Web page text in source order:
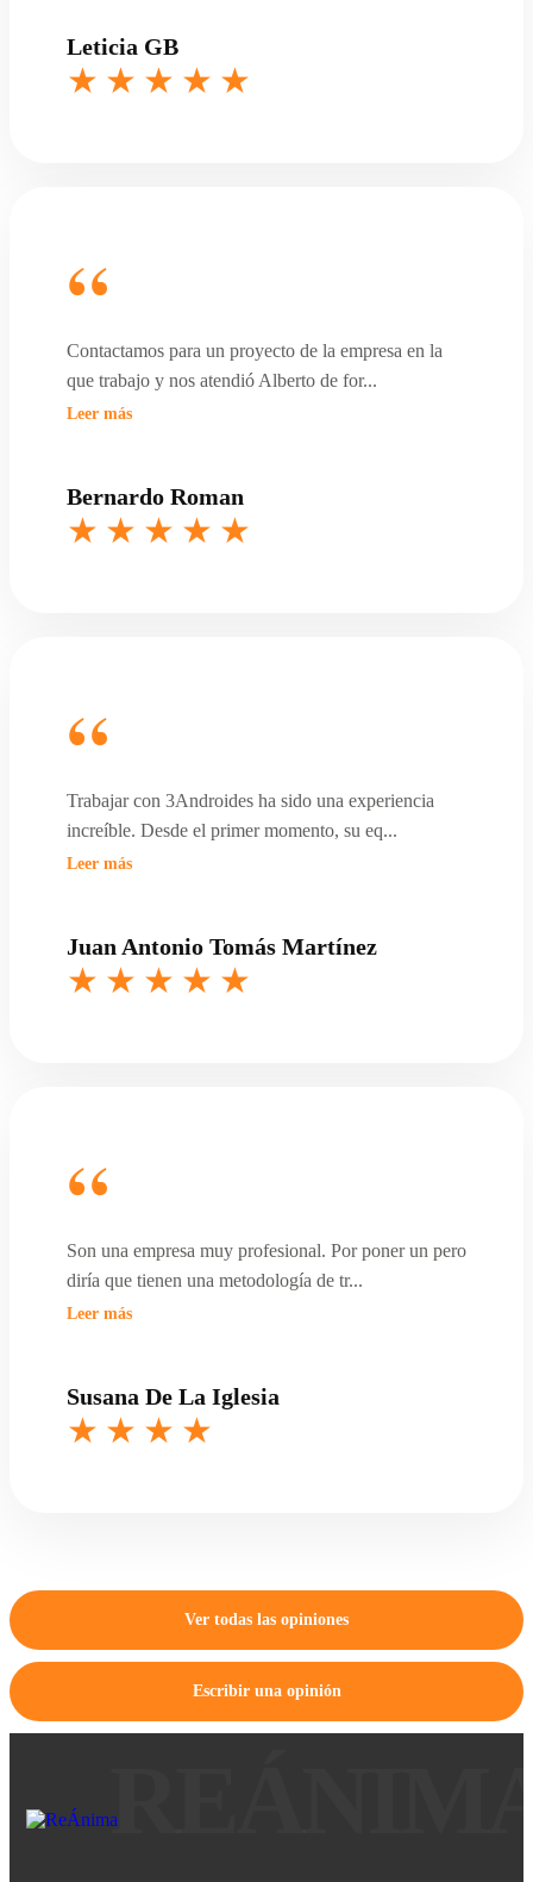
Leticia GB
Bernardo Roman
Contactamos para un proyecto de la empresa en la
que trabajo y nos atendió Alberto de for...
Leer más
Juan Antonio Tomás Martínez
Trabajar con 3Androides ha sido una experiencia
increíble. Desde el primer momento, su eq...
Leer más
Susana De La Iglesia
Son una empresa muy profesional. Por poner un pero
diría que tienen una metodología de tr...
Leer más
Ver todas las opiniones
Escribir una opinión